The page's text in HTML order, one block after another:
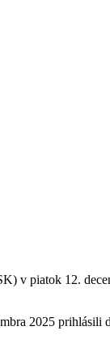
v piatok 12.
2025 prihlásili